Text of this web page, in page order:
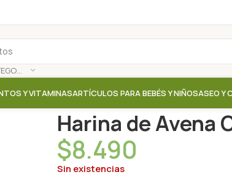
SELECCIONAR CATEGORÍA
Y VITAMINASARTÍCULOS PARA BEBÉS Y NIÑOSASEO Y
Harina de Avena
$8.490
Sin existencias